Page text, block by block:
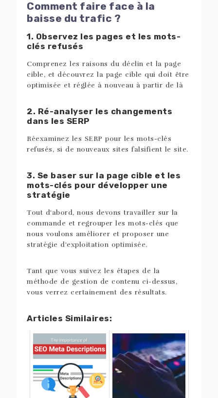
Comment faire face à la
baisse du trafic ?
1. Observez les pages et les mots-
clés refusés
Comprenez les raisons du déclin et la page
cible, et découvrez la page cible qui doit être
optimisée et réglée à nouveau à partir de là
2. Ré-analyser les changements
dans les SERP
Réexaminez les SERP pour les mots-clés
refusés, si de nouveaux sites falsifient le site.
3. Se baser sur la page cible et les
mots-clés pour développer une
stratégie
Tout d'abord, nous devons travailler sur la
commande et regrouper les mots-clés que
nous voulons améliorer et proposer une
stratégie d'exploitation optimisée.
Tant que vous suivez les étapes de la
méthode de gestion de contenu ci-dessus,
vous verrez certainement des résultats.
Articles Similaires: